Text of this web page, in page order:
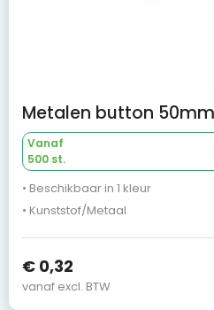
Vanaf
500 st.
• Beschikbaar in 1 kleur
• Kunststof/Metaal
€ 0,32
vanaf excl. BTW